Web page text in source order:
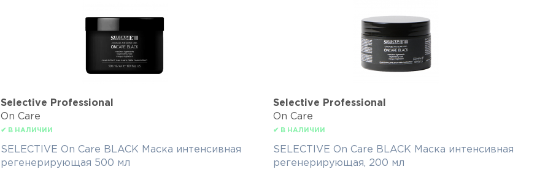
Selective Professional
On Care
✔ В НАЛИЧИИ
SELECTIVE On Care BLACK Маска интенсивная
регенерирующая 500 мл
Selective Professional
On Care
✔ В НАЛИЧИИ
SELECTIVE On Care BLACK Маска интенсивная
регенерирующая, 200 мл